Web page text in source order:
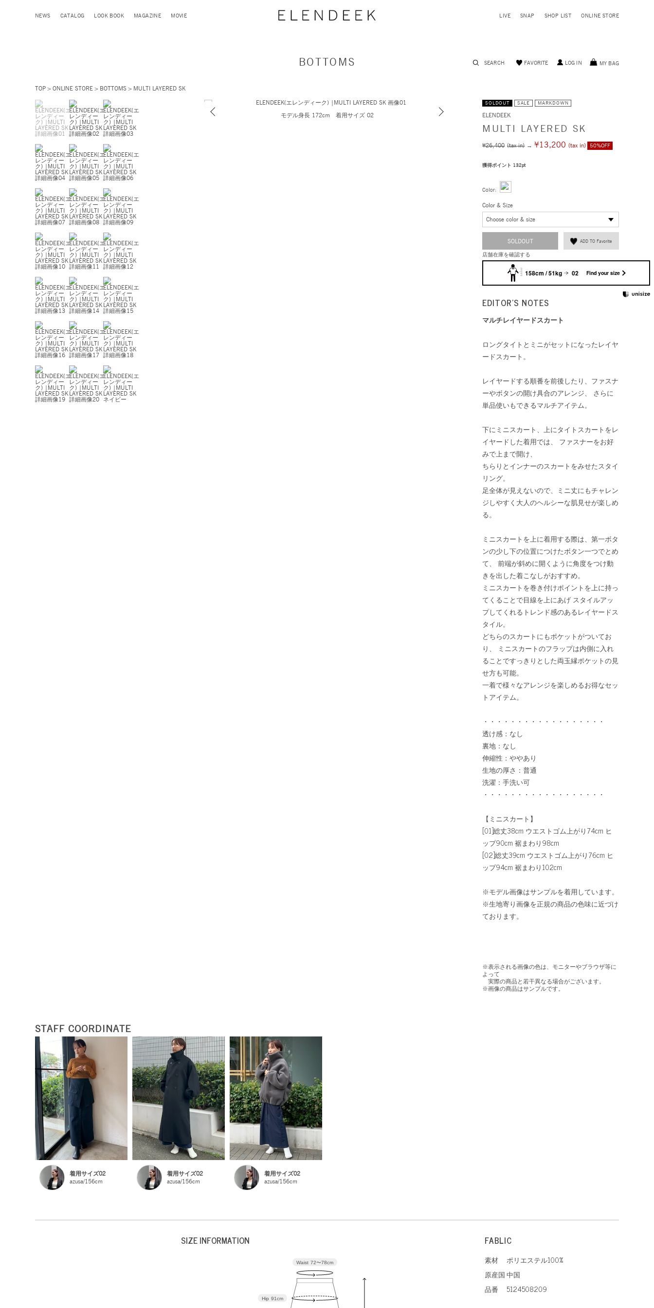
NEWS CATALOG LOOK BOOK MAGAZINE MOVIE LIVE SNAP SHOP LIST ONLINE STORE
BOTTOMS SEARCH FAVORITE LOG IN MY BAG
TOP ONLINE STORE BOTTOMS MULTI LAYERED SK
ネイビー /モデル身長 172cm 着用サイズ 02 モデル身長 172cm 着用サイズ 02
SOLDOUT SALE MARKDOWN
ELENDEEK
MULTI LAYERED SK
¥26,400 (tax in)→¥13,200 (tax in) 50%OFF
獲得ポイント 132pt
Color:
Color & Size
Choose color & size
SOLDOUT ADD TO Favorite
店舗在庫を確認する
158cm / 51kg 02 Find your size
EDITOR'S NOTES
マルチレイヤードスカート
ロングタイトとミニがセットになったレイヤ
ードスカート。
レイヤードする順番を前後したり、ファスナ
ーやボタンの開け具合のアレンジ、 さらに
単品使いもできるマルチアイテム。
下にミニスカート、上にタイトスカートをレ
イヤードした着用では、 ファスナーをお好
みで上まで開け、
ちらりとインナーのスカートをみせたスタイ
リング。
足全体が見えないので、ミニ丈にもチャレン
ジしやすく大人のヘルシーな肌見せが楽しめ
る。
ミニスカートを上に着用する際は、第一ボタ
ンの少し下の位置につけたボタン一つでとめ
て、 前端が斜めに開くように角度をつけ動
きを出した着こなしがおすすめ。
ミニスカートを巻き付けポイントを上に持っ
てくることで目線を上にあげ スタイルアッ
プしてくれるトレンド感のあるレイヤードス
タイル。
どちらのスカートにもポケットがついてお
り、 ミニスカートのフラップは内側に入れ
ることですっきりとした両玉縁ポケットの見
せ方も可能。
一着で様々なアレンジを楽しめるお得なセッ
トアイテム。
・・・・・・・・・・・・・・・・・・
透け感：なし
裏地：なし
伸縮性：ややあり
生地の厚さ：普通
洗濯：手洗い可
・・・・・・・・・・・・・・・・・・
【ミニスカート】
[01]総丈38cm ウエストゴム上がり74cm ヒ
ップ90cm 裾まわり98cm
[02]総丈39cm ウエストゴム上がり76cm ヒ
ップ94cm 裾まわり102cm
※モデル画像はサンプルを着用しています。
※生地寄り画像を正規の商品の色味に近づけ
ております。
※表示される画像の色は、モニターやブラウザ等に
よって
実際の商品と若干異なる場合がございます。
※画像の商品はサンプルです。
STAFF COORDINATE
着用サイズ02
azusa/156cm
着用サイズ02
azusa/156cm
着用サイズ02
azusa/156cm
SIZE INFORMATION
Hip 91cm
Waist 72〜78cm
FABLIC
素材
ポリエステル100%
原産国中国
品番
5124508209